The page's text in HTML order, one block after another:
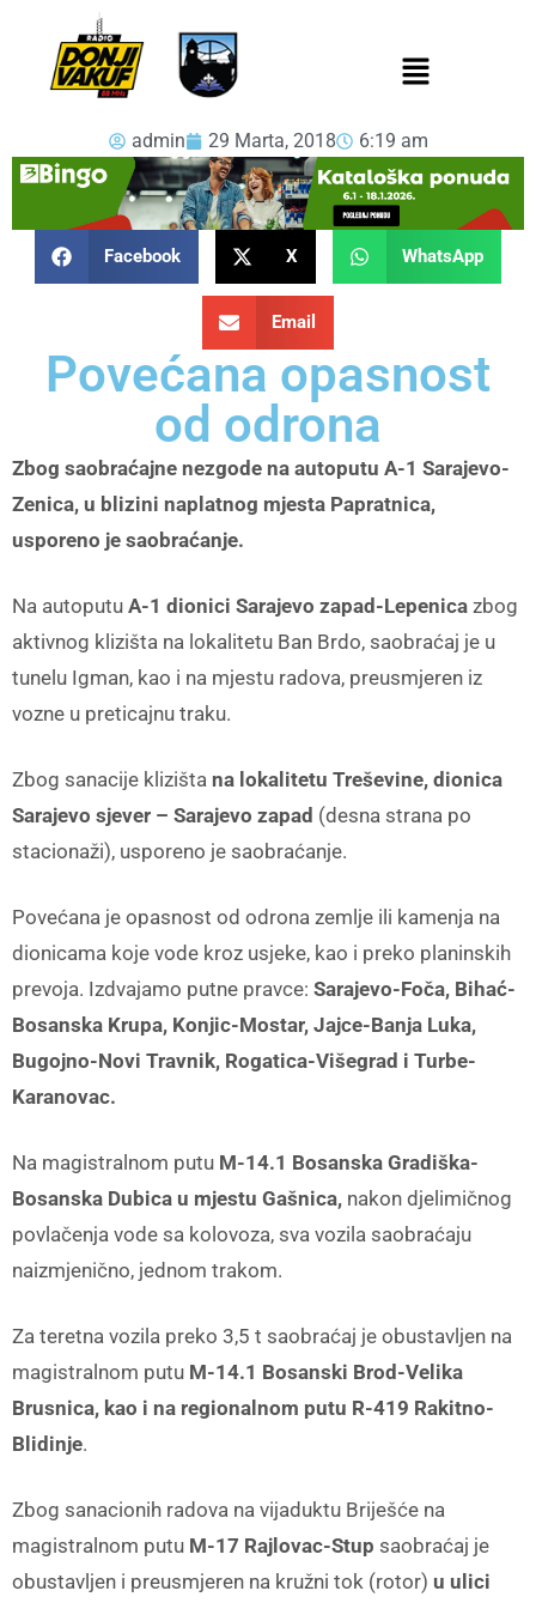
admin 29 Marta, 2018 6:19 am
Facebook X WhatsApp
Email
Povećana opasnost
od odrona
Zbog saobraćajne nezgode na autoputu A-1 Sarajevo-
Zenica, u blizini naplatnog mjesta Papratnica,
usporeno je saobraćanje.
Na autoputu A-1 dionici Sarajevo zapad-Lepenica zbog
aktivnog klizišta na lokalitetu Ban Brdo, saobraćaj je u
tunelu Igman, kao i na mjestu radova, preusmjeren iz
vozne u preticajnu traku.
Zbog sanacije klizišta na lokalitetu Treševine, dionica
Sarajevo sjever – Sarajevo zapad (desna strana po
stacionaži), usporeno je saobraćanje.
Povećana je opasnost od odrona zemlje ili kamenja na
dionicama koje vode kroz usjeke, kao i preko planinskih
prevoja. Izdvajamo putne pravce: Sarajevo-Foča, Bihać-
Bosanska Krupa, Konjic-Mostar, Jajce-Banja Luka,
Bugojno-Novi Travnik, Rogatica-Višegrad i Turbe-
Karanovac.
Na magistralnom putu M-14.1 Bosanska Gradiška-
Bosanska Dubica u mjestu Gašnica, nakon djelimičnog
povlačenja vode sa kolovoza, sva vozila saobraćaju
naizmjenično, jednom trakom.
Za teretna vozila preko 3,5 t saobraćaj je obustavljen na
magistralnom putu M-14.1 Bosanski Brod-Velika
Brusnica, kao i na regionalnom putu R-419 Rakitno-
Blidinje.
Zbog sanacionih radova na vijaduktu Briješće na
magistralnom putu M-17 Rajlovac-Stup saobraćaj je
obustavljen i preusmjeren na kružni tok (rotor) u ulici